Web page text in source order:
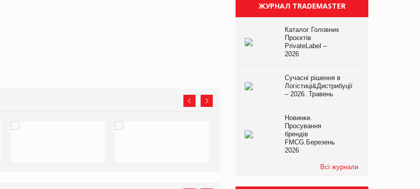
ЖУРНАЛ TRADEMASTER
Каталог Головних
Проєктів
PrivateLabel –
2026
Сучасні рішення в
Логістиці&Дистрибуції
– 2026. Травень
Новинки.
Просування
брендів
FMCG.Березень
2026
Всі журнали